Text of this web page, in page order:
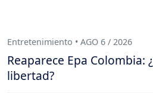
Entretenimiento • AGO 6 / 2026
Reaparece Epa Colombia:
libertad?